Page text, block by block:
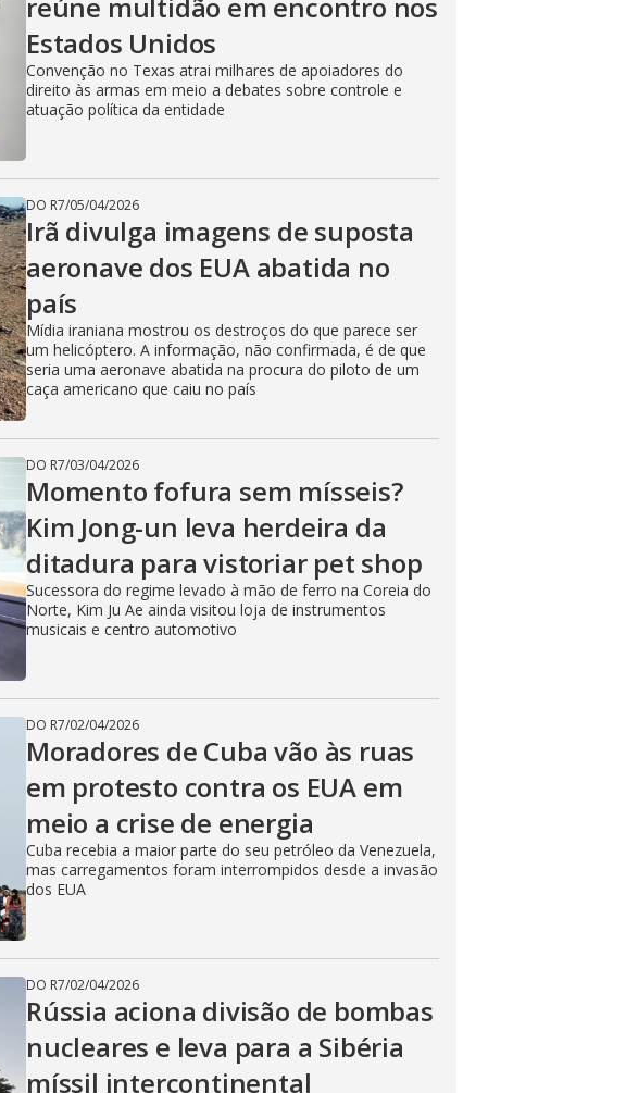
Estados Unidos
Convenção no Texas atrai milhares de apoiadores do
direito às armas em meio a debates sobre controle e
atuação política da entidade
DO R7/05/04/2026
Irã divulga imagens de suposta
aeronave dos EUA abatida no
país
Mídia iraniana mostrou os destroços do que parece ser
um helicóptero. A informação, não confirmada, é de que
seria uma aeronave abatida na procura do piloto de um
caça americano que caiu no país
DO R7/03/04/2026
Momento fofura sem mísseis?
Kim Jong-un leva herdeira da
ditadura para vistoriar pet shop
Sucessora do regime levado à mão de ferro na Coreia do
Norte, Kim Ju Ae ainda visitou loja de instrumentos
musicais e centro automotivo
DO R7/02/04/2026
Moradores de Cuba vão às ruas
em protesto contra os EUA em
meio a crise de energia
Cuba recebia a maior parte do seu petróleo da Venezuela,
mas carregamentos foram interrompidos desde a invasão
dos EUA
DO R7/02/04/2026
Rússia aciona divisão de bombas
nucleares e leva para a Sibéria
míssil intercontinental